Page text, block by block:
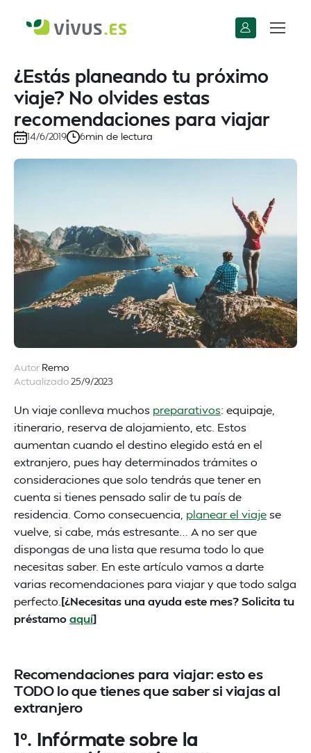
¿Estás planeando tu próximo
viaje? No olvides estas
recomendaciones para viajar
14/6/2019 6min de lectura
Autor Remo
Actualizado25/9/2023
Un viaje conlleva muchos preparativos: equipaje,
itinerario, reserva de alojamiento, etc. Estos
aumentan cuando el destino elegido está en el
extranjero, pues hay determinados trámites o
consideraciones que solo tendrás que tener en
cuenta si tienes pensado salir de tu país de
residencia. Como consecuencia, planear el viajese
vuelve, si cabe, más estresante… A no ser que
dispongas de una lista que resuma todo lo que
necesitas saber. En este artículo vamos a darte
varias recomendaciones para viajar y que todo salga
perfecto. [¿Necesitas una ayuda este mes? Solicita tu
préstamoaquí]
Recomendaciones para viajar: esto es
TODO lo que tienes que saber si viajas al
extranjero
1º. Infórmate sobre la